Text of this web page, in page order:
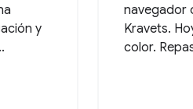
y
navegador
Kravets.
color.